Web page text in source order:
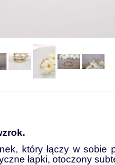
któryłączy wsobie
łapki, otoczony